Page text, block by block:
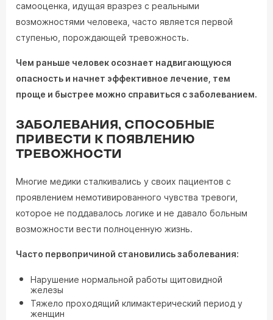
самооценка, идущая вразрез с реальными
возможностями человека, часто является первой
ступенью, порождающей тревожность.
Чем раньше человек осознает надвигающуюся
опасность и начнет эффективное лечение, тем
проще и быстрее можно справиться с заболеванием.
ЗАБОЛЕВАНИЯ, СПОСОБНЫЕ
ПРИВЕСТИ К ПОЯВЛЕНИЮ
ТРЕВОЖНОСТИ
Многие медики сталкивались у своих пациентов с
проявлением немотивированного чувства тревоги,
которое не поддавалось логике и не давало больным
возможности вести полноценную жизнь.
Часто первопричиной становились заболевания:
Нарушение нормальной работы щитовидной
железы
Тяжело проходящий климактерический период у
женщин